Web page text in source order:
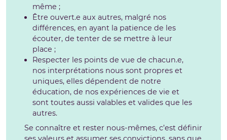
même ;
Être ouvert.e aux autres, malgré nos
différences, en ayant la patience de les
écouter, de tenter de se mettre à leur
place ;
Respecter les points de vue de chacun.e,
nos interprétations nous sont propres et
uniques, elles dépendent de notre
éducation, de nos expériences de vie et
sont toutes aussi valables et valides que les
autres.
Se connaître et rester nous-mêmes, c’est définir